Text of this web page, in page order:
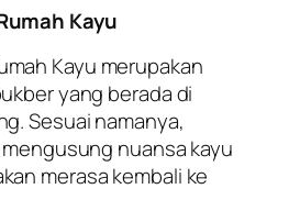
Kayu
Kayu merupakan
yang berada di
Sesuai namanya,
nuansa kayu
merasa kembali ke